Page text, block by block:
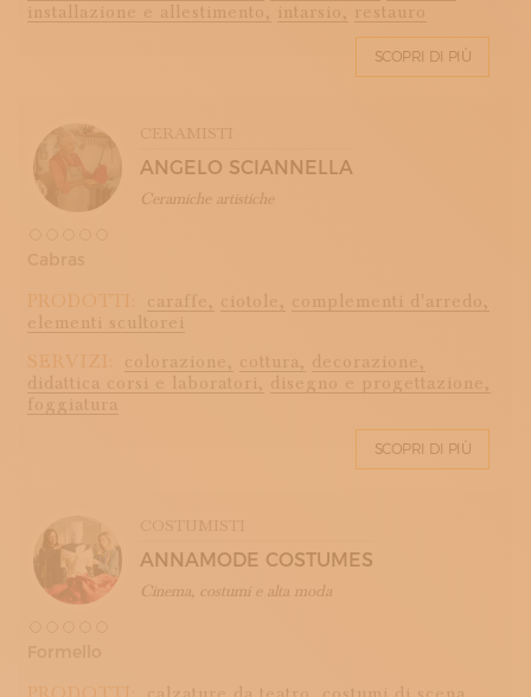
installazione e allestimento,
intarsio, restauro
SCOPRI DI PIÙ
ANGELO SCIANNELLA
Ceramiche artistiche
PRODOTTI: caraffe, ciotole,
complementi d'arredo,
elementi scultorei
SERVIZI:
colorazione, cottura,
decorazione,
didattica corsi e laboratori,
disegno e progettazione,
foggiatura
SCOPRI DI PIÙ
ANNAMODE COSTUMES
Cinema, costumi e alta moda